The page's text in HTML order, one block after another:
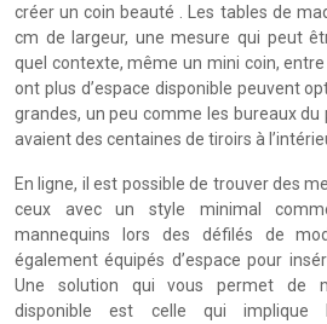
créer un coin beauté . Les tables de
cm de largeur, une mesure qui peut
quel contexte, même un mini coin,
ont plus d’espace disponible peuvent
grandes, un peu comme les bureaux
avaient des centaines de tiroirs à
En ligne, il est possible de trouver des
ceux avec un style minimal
mannequins lors des défilés de
également équipés d’espace pour
Une solution qui vous permet de
disponible est celle qui implique